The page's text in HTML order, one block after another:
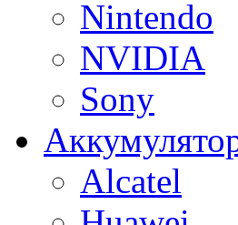
Nintendo
NVIDIA
Sony
Alcatel